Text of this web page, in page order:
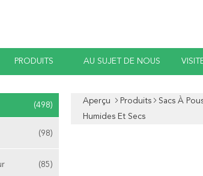
PRODUITS AU SUJET DE NOUS
(498)
(98)
(85)
Aperçu Produits Sacs À
Humides Et Secs